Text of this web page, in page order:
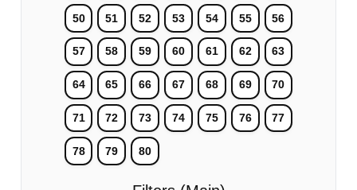
50 51 52 53 54 55 56
57 58 59 60 61 62 63
64 65 66 67 68 69 70
71 72 73 74 75 76 77
78 79 80